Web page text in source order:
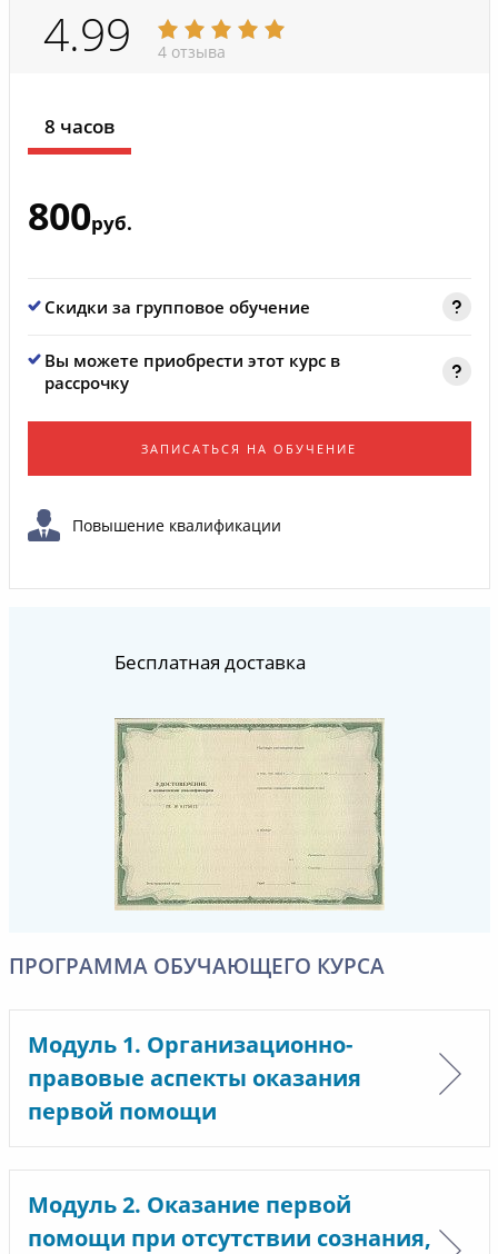
4.99 4 отзыва
8 часов
800руб.
Скидки за групповое обучение
Вы можете приобрести этот курс в
рассрочку
ЗАПИСАТЬСЯ НА ОБУЧЕНИЕ
Повышение квалификации
Бесплатная доставка
ПРОГРАММА ОБУЧАЮЩЕГО КУРСА
Модуль 1. Организационно-
правовые аспекты оказания
первой помощи
Модуль 2. Оказание первой
помощи при отсутствии сознания,